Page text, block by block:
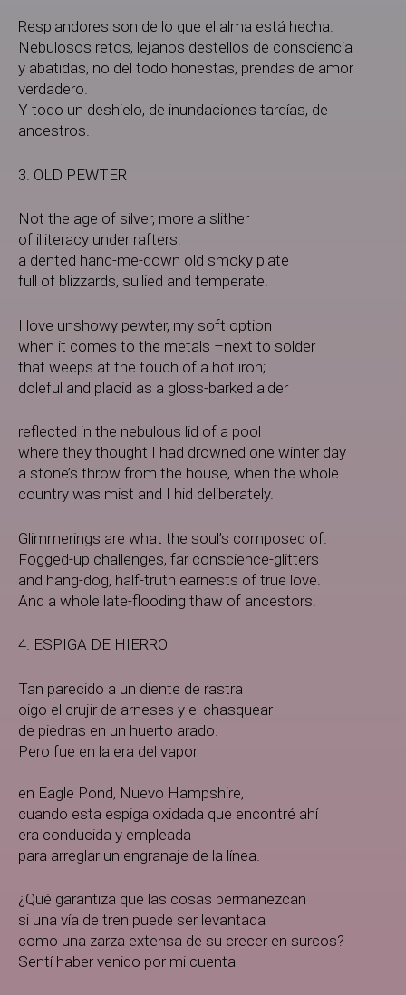
Resplandores son de lo que el alma está hecha.
Nebulosos retos, lejanos destellos de consciencia
y abatidas, no del todo honestas, prendas de amor
verdadero.
Y todo un deshielo, de inundaciones tardías, de
ancestros.
3. OLD PEWTER
Not the age of silver, more a slither
of illiteracy under rafters:
a dented hand-me-down old smoky plate
full of blizzards, sullied and temperate.
I love unshowy pewter, my soft option
when it comes to the metals –next to solder
that weeps at the touch of a hot iron;
doleful and placid as a gloss-barked alder
reflected in the nebulous lid of a pool
where they thought I had drowned one winter day
a stone’s throw from the house, when the whole
country was mist and I hid deliberately.
Glimmerings are what the soul’s composed of.
Fogged-up challenges, far conscience-glitters
and hang-dog, half-truth earnests of true love.
And a whole late-flooding thaw of ancestors.
4. ESPIGA DE HIERRO
Tan parecido a un diente de rastra
oigo el crujir de arneses y el chasquear
de piedras en un huerto arado.
Pero fue en la era del vapor
en Eagle Pond, Nuevo Hampshire,
cuando esta espiga oxidada que encontré ahí
era conducida y empleada
para arreglar un engranaje de la línea.
¿Qué garantiza que las cosas permanezcan
si una vía de tren puede ser levantada
como una zarza extensa de su crecer en surcos?
Sentí haber venido por mi cuenta